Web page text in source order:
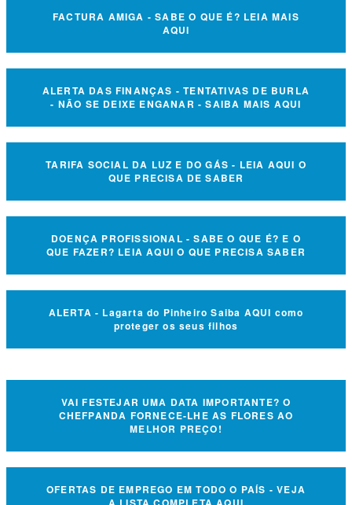
FACTURA AMIGA - SABE O QUE É? LEIA MAIS
AQUI
ALERTA DAS FINANÇAS - TENTATIVAS DE BURLA
- NÃO SE DEIXE ENGANAR - SAIBA MAIS AQUI
TARIFA SOCIAL DA LUZ E DO GÁS - LEIA AQUI O
QUE PRECISA DE SABER
DOENÇA PROFISSIONAL - SABE O QUE É? E O
QUE FAZER? LEIA AQUI O QUE PRECISA SABER
ALERTA - Lagarta do Pinheiro Saiba AQUI como
proteger os seus filhos
VAI FESTEJAR UMA DATA IMPORTANTE? O
CHEFPANDA FORNECE-LHE AS FLORES AO
MELHOR PREÇO!
OFERTAS DE EMPREGO EM TODO O PAÍS - VEJA